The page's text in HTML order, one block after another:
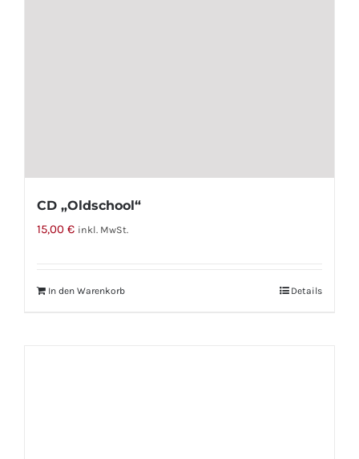
CD „Oldschool“
15,00 € inkl. MwSt.
In den Warenkorb Details